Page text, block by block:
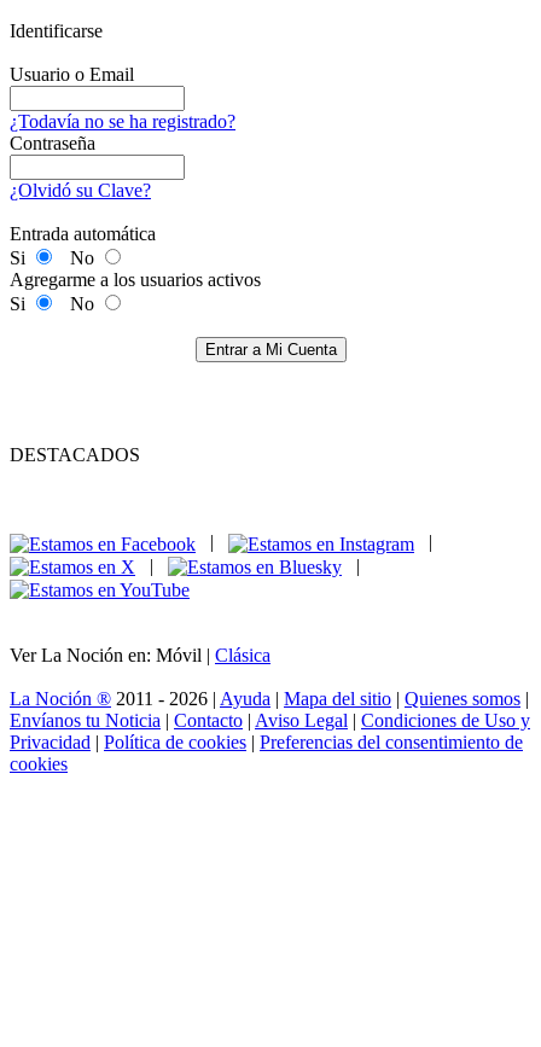
Identificarse
Usuario o Email
¿Todavía no se ha registrado?
Contraseña
¿Olvidó su Clave?
Entrada automática
Si
No
Agregarme a los usuarios activos
Si
No
Entrar a Mi Cuenta
DESTACADOS
|
|
Ver La Noción en: Móvil | Clásica
La Noción ® 2011 - 2026 | Ayuda | Mapa del sitio | Quienes somos |
Envíanos tu Noticia | Contacto | Aviso Legal | Condiciones de Uso y
Privacidad | Política de cookies | Preferencias del consentimiento de
cookies